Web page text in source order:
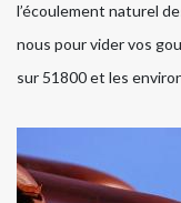
l’écoulement naturel
nous pour vider vos
sur 51800 et les